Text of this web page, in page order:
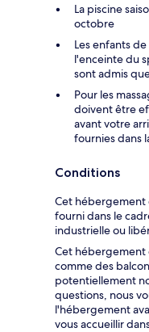
La piscine
octobre
Les enfants
l'enceinte du
sont admis
Pour les
doivent être
avant votre
fournies dans
Conditions
Cet hébergement
fourni dans le
industrielle ou
Cet hébergement
comme des
potentiellement
questions, nous
l'hébergement
vous accueillir